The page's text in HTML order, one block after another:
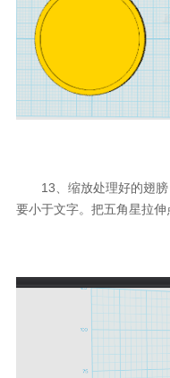
13、缩放处理好的翅
要小于文字。把五角星拉伸